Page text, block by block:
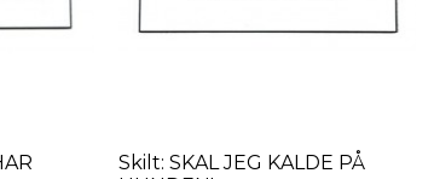
Skilt: SKAL JEG KALDE PÅ